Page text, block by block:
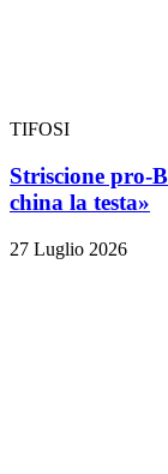
TIFOSI
Striscione pro-
china la testa»
27 Luglio 2026